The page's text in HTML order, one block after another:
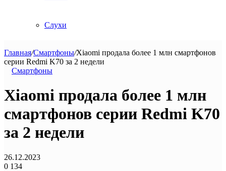
Слухи
Главная/Смартфоны/Xiaomi продала более 1 млн смартфонов
серии Redmi K70 за 2 недели
Смартфоны
Xiaomi продала более 1 млн
смартфонов серии Redmi K70
за 2 недели
26.12.2023
0 134